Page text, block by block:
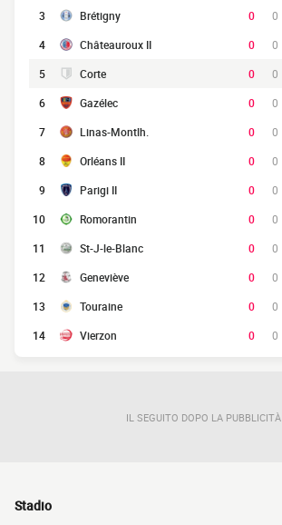
3 Brétigny 0 0
4 Châteauroux II 0 0
5 Corte 0
0
6
Gazélec 0 0
7 Linas-Montlh. 0 0
8 Orléans II 0 0
9 Parigi II 0 0
10 Romorantin 0 0
11 St-J-le-Blanc 0 0
12 Geneviève 0 0
13 Touraine 0 0
14 Vierzon 0 0
IL SEGUITO DOPO LA PUBBLICITÀ
Stadio